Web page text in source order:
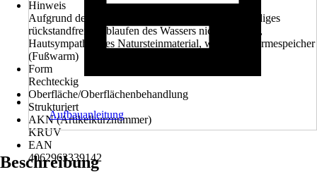
Hinweis
Aufgrund der Steinoptik-Oberfläche ist ein vollständiges
rückstandfreies Ablaufen des Wassers nicht möglich,
Hautsympathisches Natursteinmaterial, wirkt als Wärmespeicher
(Fußwarm)
Form
Rechteckig
Oberfläche/Oberflächenbehandlung
Strukturiert
AKN (Artikelkurznummer)
KRUV
EAN
4062963339142
Aufbauanleitung
Beschreibung